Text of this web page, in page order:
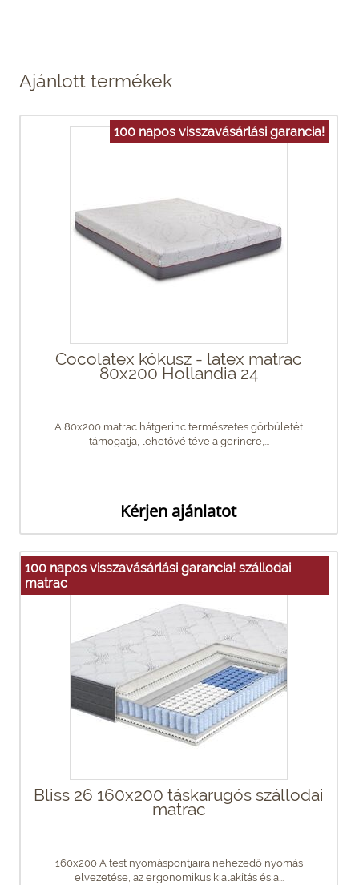
Ajánlott termékek
100 napos visszavásárlási garancia!
Cocolatex kókusz - latex matrac
80x200 Hollandia 24
A 80x200 matrac hátgerinc természetes görbületét
támogatja, lehetővé téve a gerincre,...
Kérjen ajánlatot
100 napos visszavásárlási garancia! szállodai
matrac
Bliss 26 160x200 táskarugós szállodai
matrac
160x200 A test nyomáspontjaira nehezedő nyomás
elvezetése, az ergonomikus kialakítás és a...